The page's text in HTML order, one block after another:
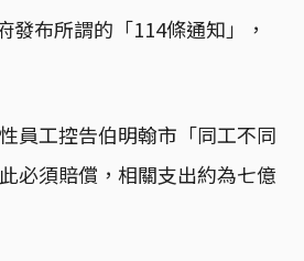
布所謂的「114條通知」，
員工控告伯明翰市「同工不同
必須賠償，相關支出約為七億